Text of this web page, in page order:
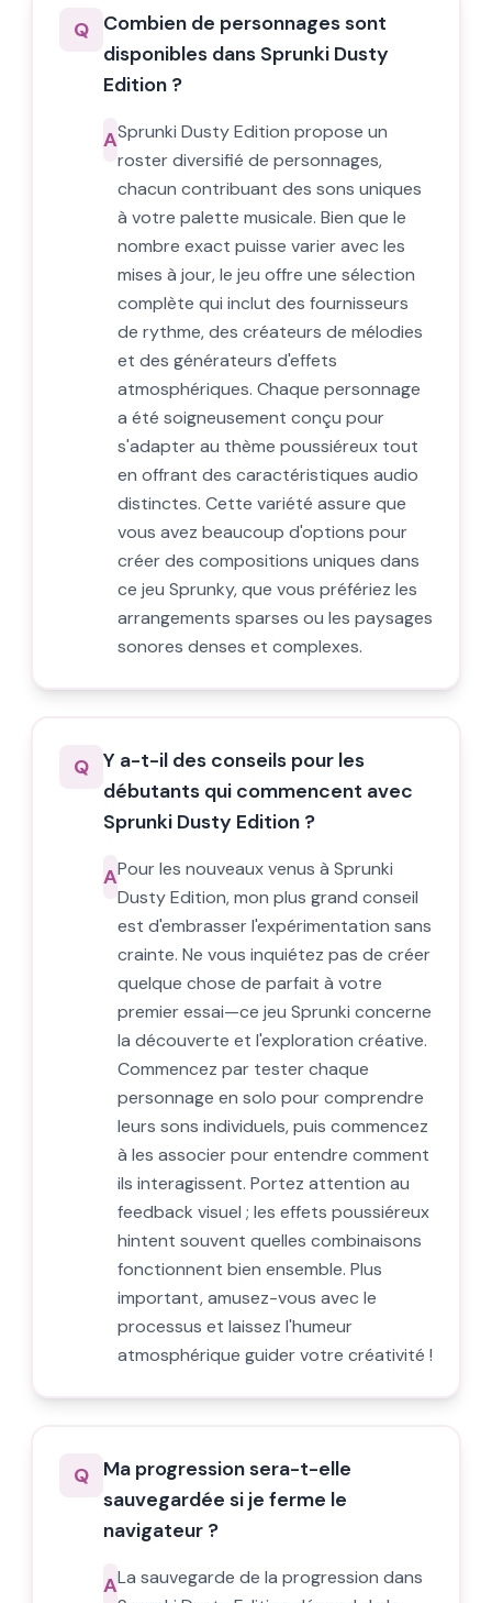
Q Combien de personnages sont
disponibles dans Sprunki Dusty
Edition ?
ASprunki Dusty Edition propose un
roster diversifié de personnages,
chacun contribuant des sons uniques
à votre palette musicale. Bien que le
nombre exact puisse varier avec les
mises à jour, le jeu offre une sélection
complète qui inclut des fournisseurs
de rythme, des créateurs de mélodies
et des générateurs d'effets
atmosphériques. Chaque personnage
a été soigneusement conçu pour
s'adapter au thème poussiéreux tout
en offrant des caractéristiques audio
distinctes. Cette variété assure que
vous avez beaucoup d'options pour
créer des compositions uniques dans
ce jeu Sprunky, que vous préfériez les
arrangements sparses ou les paysages
sonores denses et complexes.
Q Y a-t-il des conseils pour les
débutants qui commencent avec
Sprunki Dusty Edition ?
APour les nouveaux venus à Sprunki
Dusty Edition, mon plus grand conseil
est d'embrasser l'expérimentation sans
crainte. Ne vous inquiétez pas de créer
quelque chose de parfait à votre
premier essai—ce jeu Sprunki concerne
la découverte et l'exploration créative.
Commencez par tester chaque
personnage en solo pour comprendre
leurs sons individuels, puis commencez
à les associer pour entendre comment
ils interagissent. Portez attention au
feedback visuel ; les effets poussiéreux
hintent souvent quelles combinaisons
fonctionnent bien ensemble. Plus
important, amusez-vous avec le
processus et laissez l'humeur
atmosphérique guider votre créativité !
Q Ma progression sera-t-elle
sauvegardée si je ferme le
navigateur ?
ALa sauvegarde de la progression dans